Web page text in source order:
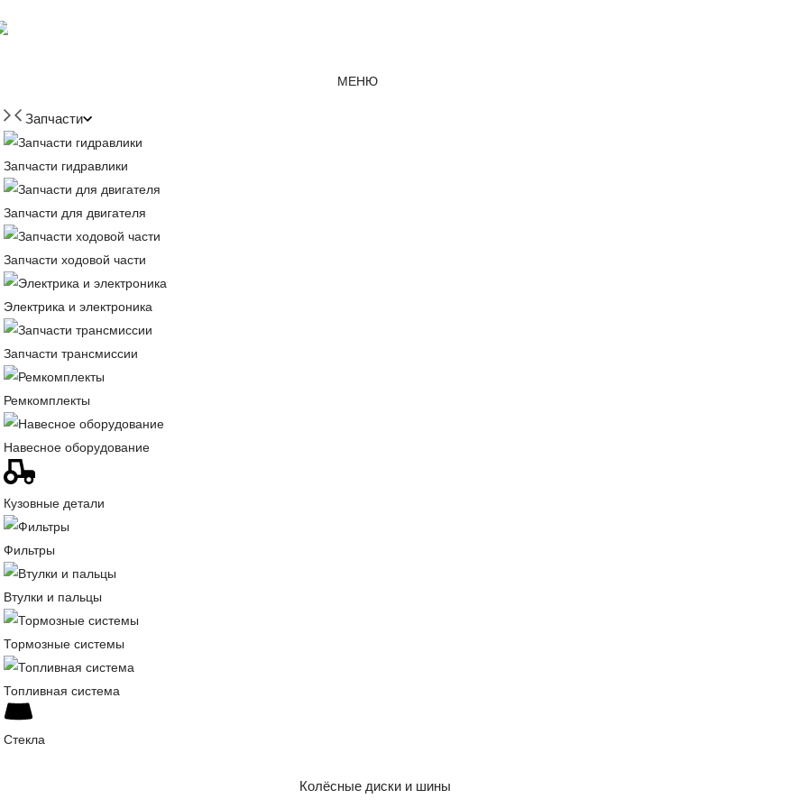
Мессенджер MAX
МЕНЮ
Запчасти
Запчасти гидравлики
Запчасти для двигателя
Запчасти ходовой части
Электрика и электроника
Запчасти трансмиссии
Ремкомплекты
Навесное оборудование
Кузовные детали
Фильтры
Втулки и пальцы
Тормозные системы
Топливная система
Стекла
Колёсные диски и шины